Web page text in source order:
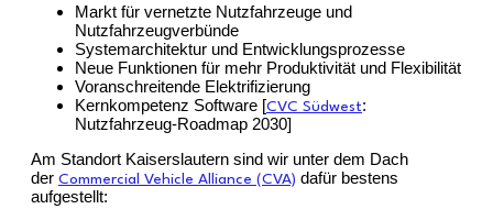
Markt für vernetzte Nutzfahrzeuge und
Nutzfahrzeugverbünde
Systemarchitektur und Entwicklungsprozesse
Neue Funktionen für mehr Produktivität und Flexibilität
Voranschreitende Elektrifizierung
Kernkompetenz Software [CVC Südwest:
Nutzfahrzeug-Roadmap 2030]
Am Standort Kaiserslautern sind wir unter dem Dach
der Commercial Vehicle Alliance (CVA) dafür bestens
aufgestellt: